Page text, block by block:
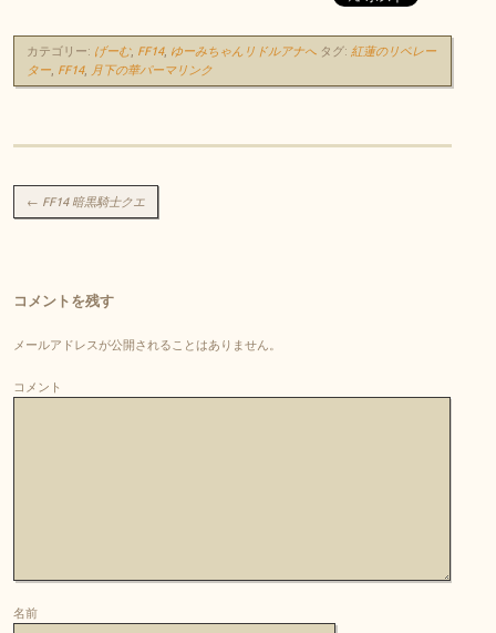
カテゴリー: げーむ, FF14, ゆーみちゃんリドルアナへタグ: 紅蓮のリベレー
ター, FF14, 月下の華パーマリンク
投稿ナビゲーション
← FF14 暗黒騎士クエ
コメントを残す
メールアドレスが公開されることはありません。
コメント
名前